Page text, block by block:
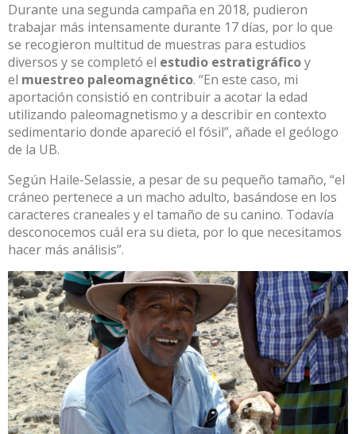
Durante una segunda campaña en 2018, pudieron
trabajar más intensamente durante 17 días, por lo que
se recogieron multitud de muestras para estudios
diversos y se completó el estudio estratigráficoy
el muestreo paleomagnético. “En este caso, mi
aportación consistió en contribuir a acotar la edad
utilizando paleomagnetismo y a describir en contexto
sedimentario donde apareció el fósil”, añade el geólogo
de la UB.
Según Haile-Selassie, a pesar de su pequeño tamaño, “el
cráneo pertenece a un macho adulto, basándose en los
caracteres craneales y el tamaño de su canino. Todavía
desconocemos cuál era su dieta, por lo que necesitamos
hacer más análisis”.